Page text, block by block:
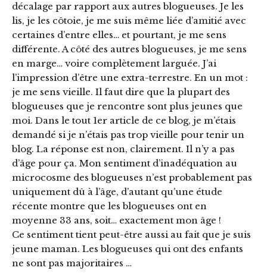
décalage par rapport aux autres blogueuses. Je les
lis, je les côtoie, je me suis même liée d’amitié avec
certaines d’entre elles… et pourtant, je me sens
différente. A côté des autres blogueuses, je me sens
en marge… voire complètement larguée. J’ai
l’impression d’être une extra-terrestre. En un mot :
je me sens vieille. Il faut dire que la plupart des
blogueuses que je rencontre sont plus jeunes que
moi. Dans le tout 1er article de ce blog, je m’étais
demandé si je n’étais pas trop vieille pour tenir un
blog. La réponse est non, clairement. Il n’y a pas
d’âge pour ça. Mon sentiment d’inadéquation au
microcosme des blogueuses n’est probablement pas
uniquement dû à l’âge, d’autant qu’une étude
récente montre que les blogueuses ont en
moyenne 33 ans, soit… exactement mon âge !
Ce sentiment tient peut-être aussi au fait que je suis
jeune maman. Les blogueuses qui ont des enfants
ne sont pas majoritaires …